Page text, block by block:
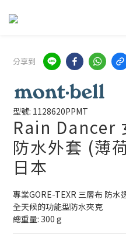
分享到
型號: 1128620PPMT
Rain Dancer
防水外套 (薄
日本
專業GORE-TEXR 三層布 防水
全天候的功能型防水夾克
總重量: 300 g